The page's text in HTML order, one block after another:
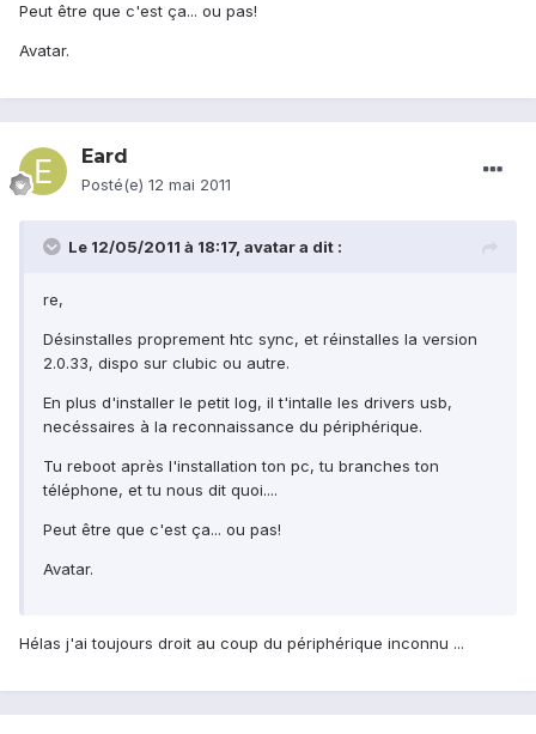
Peut être que c'est ça... ou pas!
Avatar.
Eard
Posté(e) 12 mai 2011
Le 12/05/2011 à 18:17, avatar a dit :
re,
Désinstalles proprement htc sync, et réinstalles la version
2.0.33, dispo sur clubic ou autre.
En plus d'installer le petit log, il t'intalle les drivers usb,
necéssaires à la reconnaissance du périphérique.
Tu reboot après l'installation ton pc, tu branches ton
téléphone, et tu nous dit quoi....
Peut être que c'est ça... ou pas!
Avatar.
Hélas j'ai toujours droit au coup du périphérique inconnu ...